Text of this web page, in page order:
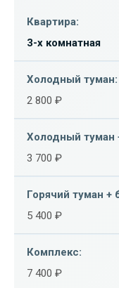
3-х комнатная
2 800 ₽
3 700 ₽
5 400 ₽
7 400 ₽